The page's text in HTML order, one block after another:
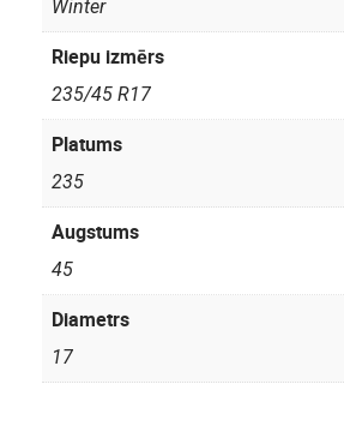
Winter
Riepu izmērs
235/45 R17
Platums
235
Augstums
45
Diametrs
17